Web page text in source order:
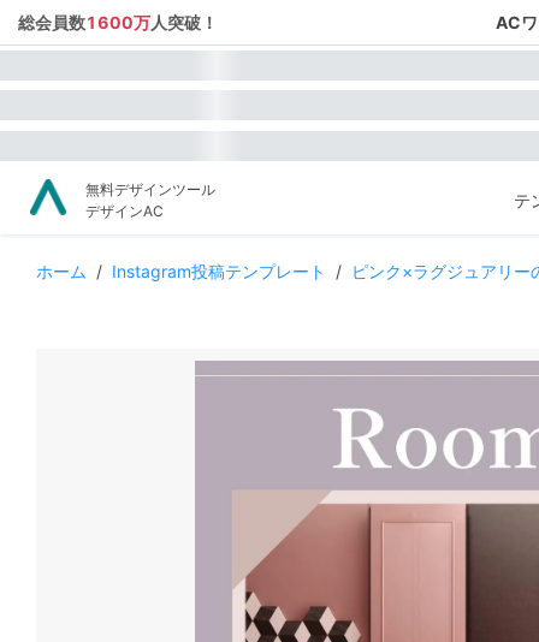
総会員数1600万人突破！ AC
無料デザインツール
デザインAC
テ
ホーム / Instagram投稿テンプレート / ピンク×ラグジュアリー